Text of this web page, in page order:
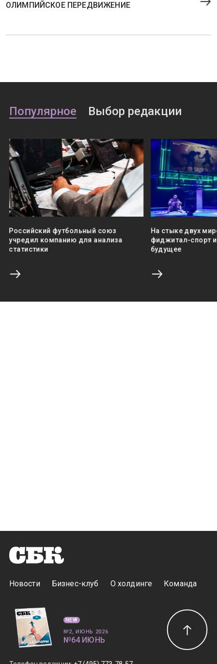
ОЛИМПИЙСКОЕ ПЕРЕДВИЖЕНИЕ
Популярное Выбор редакции
Российский футбольный союз
учредил компанию для анализа
статистики
На стыке двух
фиджитал-спорт
будущее
Новости Бизнес-клуб О холдинге Команда
NEW
№2, ИЮНЬ 2026
№64 ИЮНЬ